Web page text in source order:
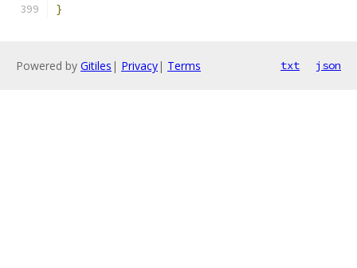
}
Powered by Gitiles | Privacy| Terms txt json